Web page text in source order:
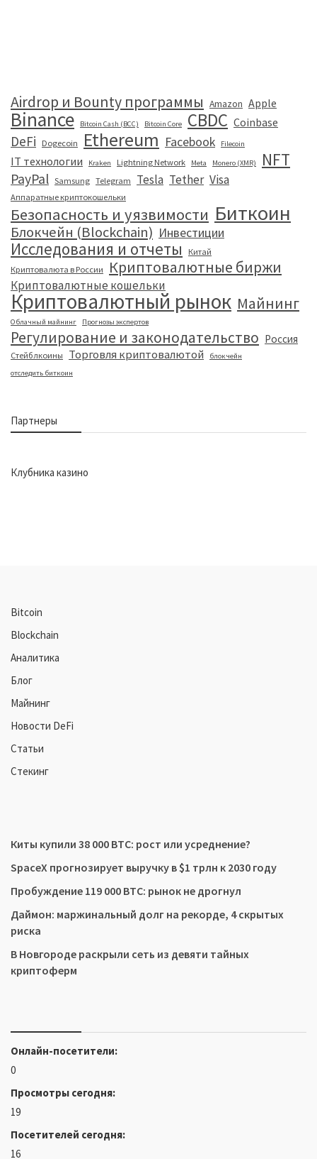
Airdrop и Bounty программы Amazon Apple
Binance Bitcoin Cash (BCC) Bitcoin Core CBDC Coinbase
DeFi Dogecoin Ethereum Facebook Filecoin
IT технологии Kraken Lightning Network Meta Monero (XMR) NFT
PayPal Samsung Telegram Tesla Tether Visa
Аппаратные криптокошельки
Безопасность и уязвимости Биткоин
Блокчейн (Blockchain) Инвестиции
Исследования и отчеты
Китай
Криптовалюта в России
Криптовалютные биржи
Криптовалютные кошельки
Криптовалютный рынок Майнинг
Облачный майнинг Прогнозы экспертов
Регулирование и законодательство Россия
Стейблкоины Торговля криптовалютой
блокчейн
отследить биткоин
Партнеры
Клубника казино
Bitcoin
Blockchain
Аналитика
Блог
Майнинг
Новости DeFi
Статьи
Стекинг
Киты купили 38 000 BTC: рост или усреднение?
SpaceX прогнозирует выручку в $1 трлн к 2030 году
Пробуждение 119 000 BTC: рынок не дрогнул
Даймон: маржинальный долг на рекорде, 4 скрытых
риска
В Новгороде раскрыли сеть из девяти тайных
криптоферм
Онлайн-посетители:
0
Просмотры сегодня:
19
Посетителей сегодня:
16